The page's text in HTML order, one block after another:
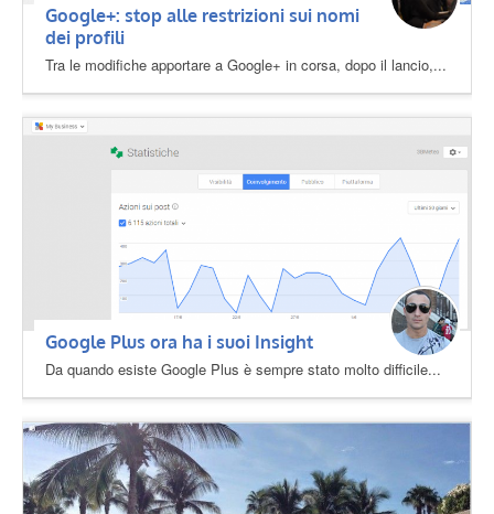
Google+: stop alle restrizioni sui nomi
dei profili
Tra le modifiche apportare a Google+ in corsa, dopo il lancio,...
Google Plus ora ha i suoi Insight
Da quando esiste Google Plus è sempre stato molto difficile...